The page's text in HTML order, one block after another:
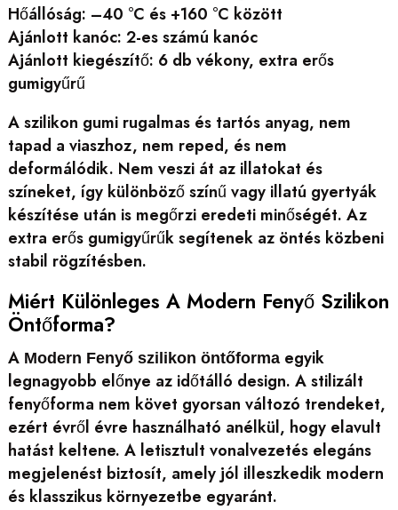
Hőállóság: –40 °C és +160 °C között
Ajánlott kanóc: 2-es számú kanóc
Ajánlott kiegészítő: 6 db vékony, extra erős
gumigyűrű
A szilikon gumi rugalmas és tartós anyag, nem
tapad a viaszhoz, nem reped, és nem
deformálódik. Nem veszi át az illatokat és
színeket, így különböző színű vagy illatú gyertyák
készítése után is megőrzi eredeti minőségét. Az
extra erős gumigyűrűk segítenek az öntés közbeni
stabil rögzítésben.
Miért Különleges A Modern Fenyő Szilikon
Öntőforma?
A Modern Fenyő szilikon öntőformaegyik
legnagyobb előnye az időtálló design. A stilizált
fenyőforma nem követ gyorsan változó trendeket,
ezért évről évre használható anélkül, hogy elavult
hatást keltene. A letisztult vonalvezetés elegáns
megjelenést biztosít, amely jól illeszkedik modern
és klasszikus környezetbe egyaránt.